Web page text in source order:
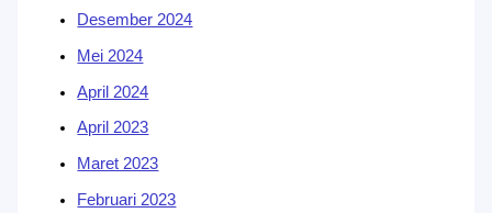
Desember 2024
Mei 2024
April 2024
April 2023
Maret 2023
Februari 2023